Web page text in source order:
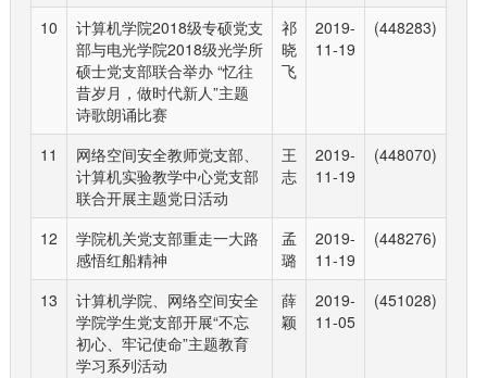
10
计算机学院2018级专硕党支
部与电光学院2018级光学所
硕士党支部联合举办 “忆往
昔岁月，做时代新人”主题
诗歌朗诵比赛
祁
晓
飞
2019-
11-19
(448283)
11
网络空间安全教师党支部、
计算机实验教学中心党支部
联合开展主题党日活动
王
志
2019-
11-19
(448070)
12
学院机关党支部重走一大路
感悟红船精神
孟
璐
2019-
11-19
(448276)
13
计算机学院、网络空间安全
学院学生党支部开展“不忘
初心、牢记使命”主题教育
学习系列活动
薛
颖
2019-
11-05
(451028)